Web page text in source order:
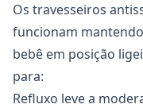
Os travesseiros
funcionam
bebê em posição
para:
Refluxo leve a